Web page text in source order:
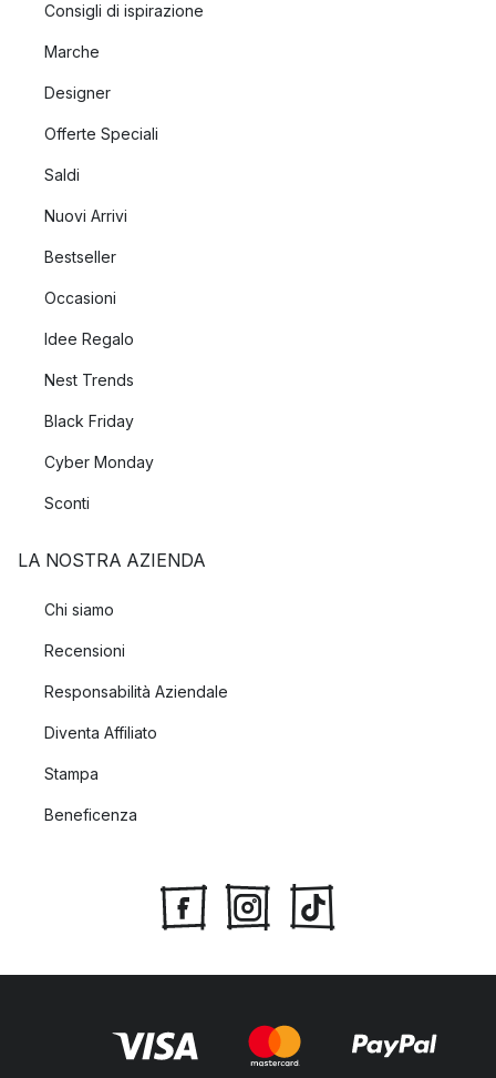
Consigli di ispirazione
Marche
Designer
Offerte Speciali
Saldi
Nuovi Arrivi
Bestseller
Occasioni
Idee Regalo
Nest Trends
Black Friday
Cyber Monday
Sconti
LA NOSTRA AZIENDA
Chi siamo
Recensioni
Responsabilità Aziendale
Diventa Affiliato
Stampa
Beneficenza